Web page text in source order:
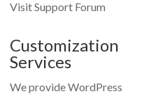
Visit Support Forum
Customization
Services
We provide WordPress